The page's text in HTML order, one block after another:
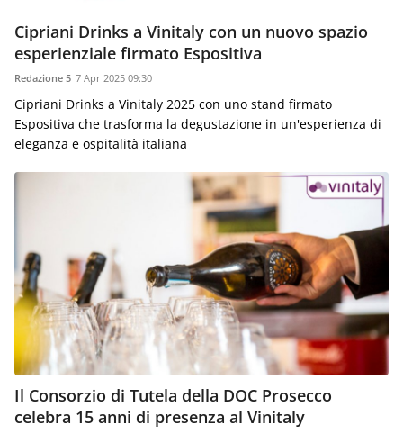
Cipriani Drinks a Vinitaly con un nuovo spazio
esperienziale firmato Espositiva
Redazione 5 7 Apr 2025 09:30
Cipriani Drinks a Vinitaly 2025 con uno stand firmato
Espositiva che trasforma la degustazione in un'esperienza di
eleganza e ospitalità italiana
Il Consorzio di Tutela della DOC Prosecco
celebra 15 anni di presenza al Vinitaly